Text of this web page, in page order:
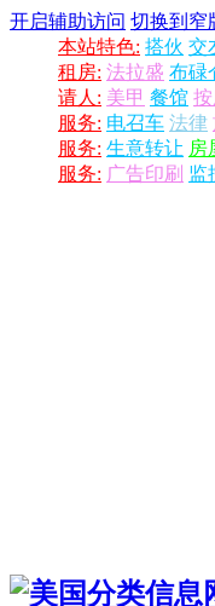
开启辅助访问 切换到窄
本站特色: 搭伙 交
租房: 法拉盛 布碌
请人: 美甲 餐馆
服务: 电召车 法律
服务: 生意转让 房
服务: 广告印刷 监